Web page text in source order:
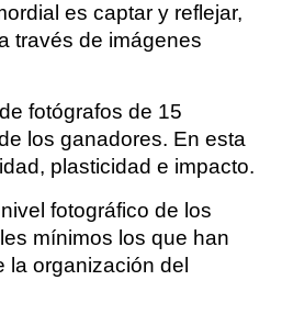
es captar y reflejar,
través de imágenes
fotógrafos de 15
los ganadores. En esta
plasticidad e impacto.
fotográfico de los
mínimos los que han
organización del